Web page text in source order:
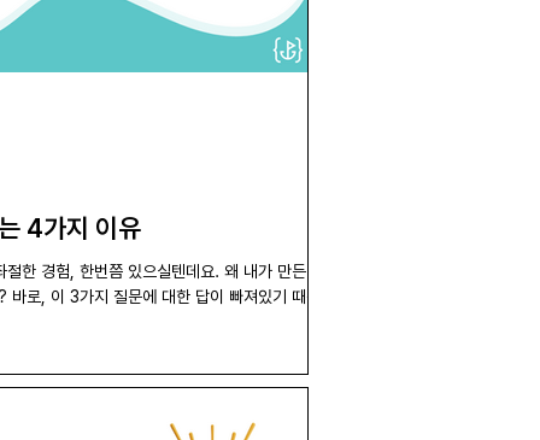
4가지 이유
한 경험, 한번쯤 있으실텐데요. 왜 내가 만든 콘
로, 이 3가지 질문에 대한 답이 빠져있기 때문입